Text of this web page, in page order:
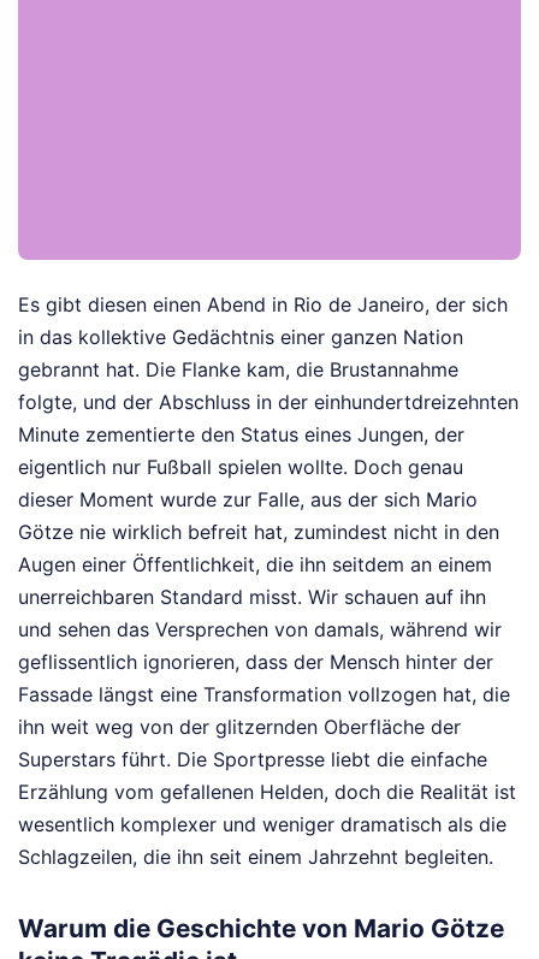
Es gibt diesen einen Abend in Rio de Janeiro, der sich
in das kollektive Gedächtnis einer ganzen Nation
gebrannt hat. Die Flanke kam, die Brustannahme
folgte, und der Abschluss in der einhundertdreizehnten
Minute zementierte den Status eines Jungen, der
eigentlich nur Fußball spielen wollte. Doch genau
dieser Moment wurde zur Falle, aus der sich Mario
Götze nie wirklich befreit hat, zumindest nicht in den
Augen einer Öffentlichkeit, die ihn seitdem an einem
unerreichbaren Standard misst. Wir schauen auf ihn
und sehen das Versprechen von damals, während wir
geflissentlich ignorieren, dass der Mensch hinter der
Fassade längst eine Transformation vollzogen hat, die
ihn weit weg von der glitzernden Oberfläche der
Superstars führt. Die Sportpresse liebt die einfache
Erzählung vom gefallenen Helden, doch die Realität ist
wesentlich komplexer und weniger dramatisch als die
Schlagzeilen, die ihn seit einem Jahrzehnt begleiten.
Warum die Geschichte von Mario Götze